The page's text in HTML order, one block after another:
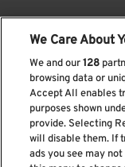
We Care About
We and our128
browsing data or
Accept All enables
purposes shown
provide. Selecting
will disable them. If
ads you see may